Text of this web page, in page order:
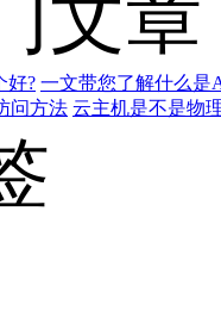
文章
好? 一文带您了解什么是
问方法 云主机是不是物